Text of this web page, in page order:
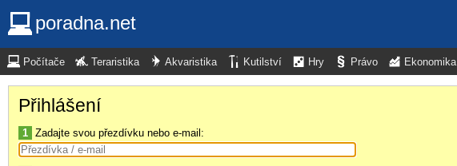
poradna.net
Počítače Teraristika Akvaristika Kutilství Hry Právo Ekonomika
Přihlášení
1 Zadajte svou přezdívku nebo e-mail: